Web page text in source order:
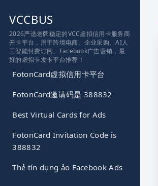
VCCBUS
2026严选老牌稳定的VCC虚拟信用卡服务商
开卡平台，用于跨境电商、企业采购、AI人
工智能付费订阅、Facebook广告营销，最
好的虚拟卡发卡平台推荐！
FotonCard虚拟信用卡平台
FotonCard邀请码是 388832
Best Virtual Cards for Ads
FotonCard Invitation Code is
388832
Thẻ tín dụng ảo Facebook Ads